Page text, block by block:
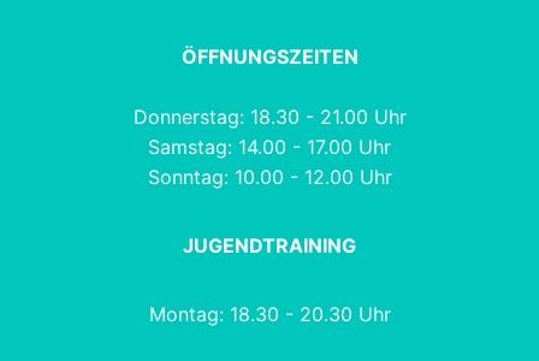
ÖFFNUNGSZEITEN
Donnerstag: 18.30 - 21.00 Uhr
Samstag: 14.00 - 17.00 Uhr
Sonntag: 10.00 - 12.00 Uhr
JUGENDTRAINING
Montag: 18.30 - 20.30 Uhr